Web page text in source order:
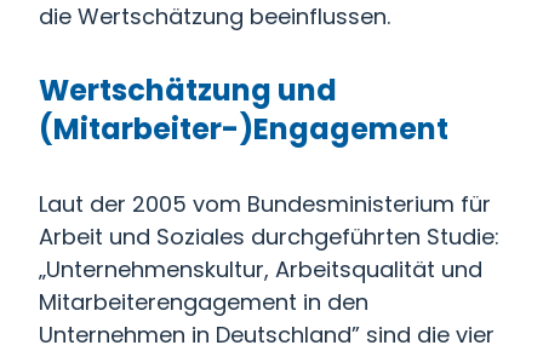
die Wertschätzung beeinflussen.
Wertschätzung und
(Mitarbeiter-)Engagement
Laut der 2005 vom Bundesministerium für
Arbeit und Soziales durchgeführten Studie:
„Unternehmenskultur, Arbeitsqualität und
Mitarbeiterengagement in den
Unternehmen in Deutschland” sind die vier